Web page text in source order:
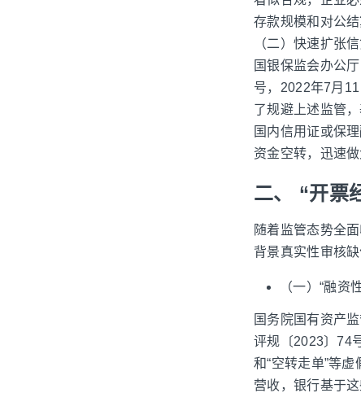
存款规模和对公
（二）快速扩张
国银保监会办公
号，2022年7月
了规避上述监管
国内信用证或保
资金空转，迅速
二、 “开票
随着监管态势全
背景真实性审核
（一）“融资
国务院国有资产
评规〔2023〕74
和“空转走单”等
营收，银行基于